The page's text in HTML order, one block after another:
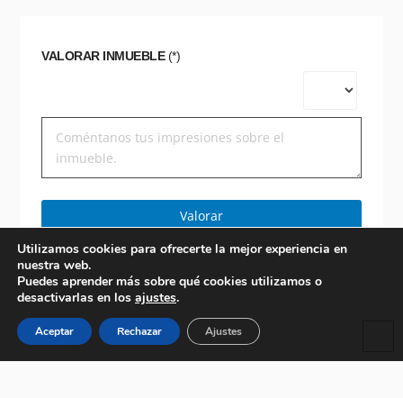
VALORAR INMUEBLE(*)
Valorar
Utilizamos cookies para ofrecerte la mejor experiencia en
nuestra web.
Puedes aprender más sobre qué cookies utilizamos o
desactivarlas en los ajustes.
Aceptar Rechazar Ajustes